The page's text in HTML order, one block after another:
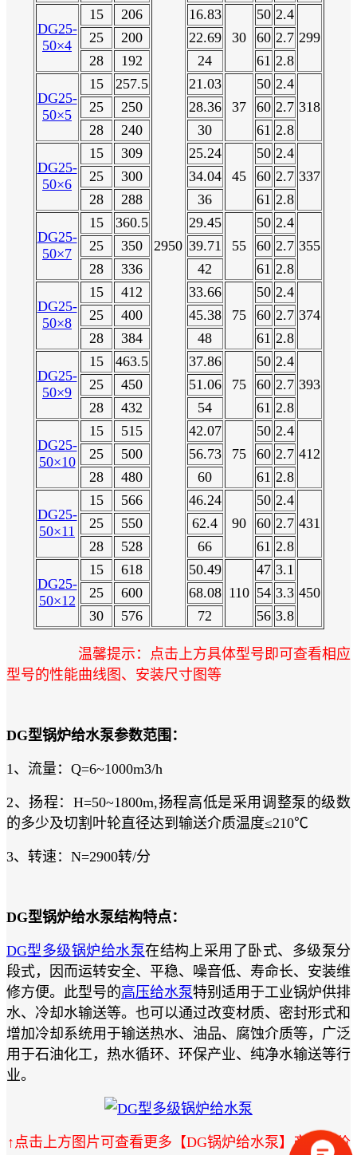
2950
DG25-
50×4
15 206
16.83
30
50 2.4
299
25 200 22.69 60 2.7
28
192 24 61 2.8
DG25-
50×5
15 257.5
21.03
37
50 2.4
318
25 250 28.36 60 2.7
28
240 30 61 2.8
DG25-
50×6
15 309
25.24
45
50 2.4
337
25 300 34.04 60 2.7
28
288 36 61 2.8
DG25-
50×7
15 360.5
29.45
55
50 2.4
355
25 350 39.71 60 2.7
28
336 42 61 2.8
DG25-
50×8
15 412
33.66
75
50 2.4
374
25 400 45.38 60 2.7
28
384 48 61 2.8
DG25-
50×9
15 463.5
37.86
75
50 2.4
393
25 450 51.06 60 2.7
28
432 54 61 2.8
DG25-
50×10
15 515
42.07
75
50 2.4
412
25 500 56.73 60 2.7
28
480 60 61 2.8
DG25-
50×11
15 566
46.24
90
50 2.4
431
25 550 62.4 60 2.7
28
528 66 61 2.8
DG25-
50×12
15 618
50.49
110
47 3.1
450
25 600 68.08 54 3.3
30
576 72 56 3.8
温馨提示：点击上方具体型号即可查看相应
型号的性能曲线图、安装尺寸图等
DG型锅炉给水泵参数范围：
1、流量：Q=6~1000m3/h
2、扬程：H=50~1800m,扬程高低是采用调整泵的级数
的多少及切割叶轮直径达到输送介质温度≤210℃
3、转速：N=2900转/分
DG型锅炉给水泵结构特点：
DG型多级锅炉给水泵在结构上采用了卧式、多级泵分
段式，因而运转安全、平稳、噪音低、寿命长、安装维
修方便。此型号的高压给水泵特别适用于工业锅炉供排
水、冷却水输送等。也可以通过改变材质、密封形式和
增加冷却系统用于输送热水、油品、腐蚀介质等，广泛
用于石油化工，热水循环、环保产业、纯净水输送等行
业。
↑点击上方图片可查看更多【DG锅炉给水泵】产品、价